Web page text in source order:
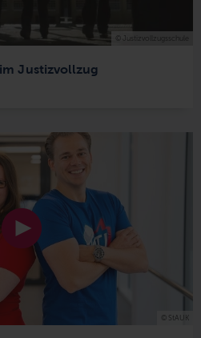
Justizvollzug
© Justizvollzugsschule
© StAUK